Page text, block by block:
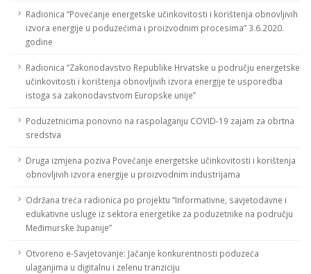
Radionica “Povećanje energetske učinkovitosti i korištenja obnovljivih
izvora energije u poduzećima i proizvodnim procesima” 3.6.2020.
godine
Radionica “Zakonodavstvo Republike Hrvatske u području energetske
učinkovitosti i korištenja obnovljivih izvora energije te usporedba
istoga sa zakonodavstvom Europske unije”
Poduzetnicima ponovno na raspolaganju COVID-19 zajam za obrtna
sredstva
Druga izmjena poziva Povećanje energetske učinkovitosti i korištenja
obnovljivih izvora energije u proizvodnim industrijama
Održana treća radionica po projektu “Informativne, savjetodavne i
edukativne usluge iz sektora energetike za poduzetnike na području
Međimurske županije”
Otvoreno e-Savjetovanje: Jačanje konkurentnosti poduzeća
ulaganjima u digitalnu i zelenu tranziciju